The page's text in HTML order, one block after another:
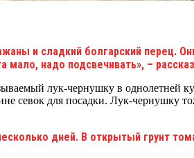
и сладкий болгарский перец.
надо подсвечивать», –
лук-чернушку в однолетней
севок для посадки. Лук-чернушку
дней. В открытый грунт